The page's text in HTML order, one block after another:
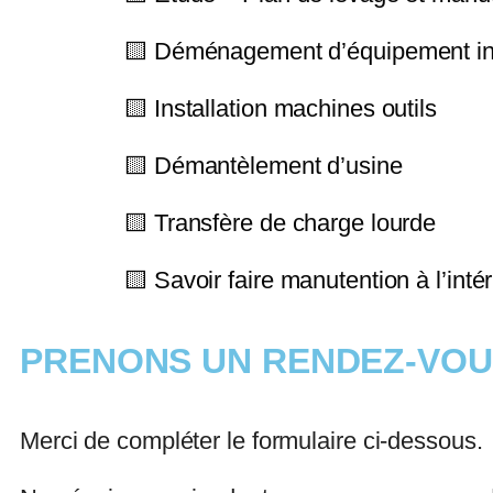
🟨 Déménagement d’équipement
🟨 Installation machines outils
🟨 Démantèlement d’usine
🟨 Transfère de charge lourde
🟨 Savoir faire manutention à
PRENONS UN RENDEZ-
Merci de compléter le formulaire ci-dessous.